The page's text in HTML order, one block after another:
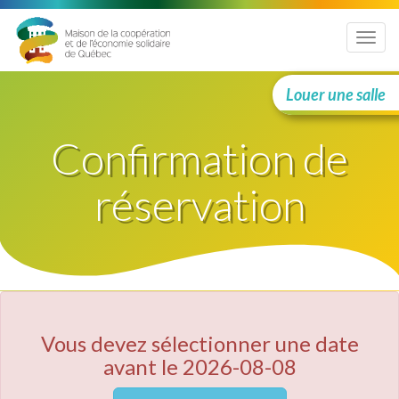
Menu
Louer une salle
Confirmation de
réservation
Vous devez sélectionner une date
avant le 2026-08-08